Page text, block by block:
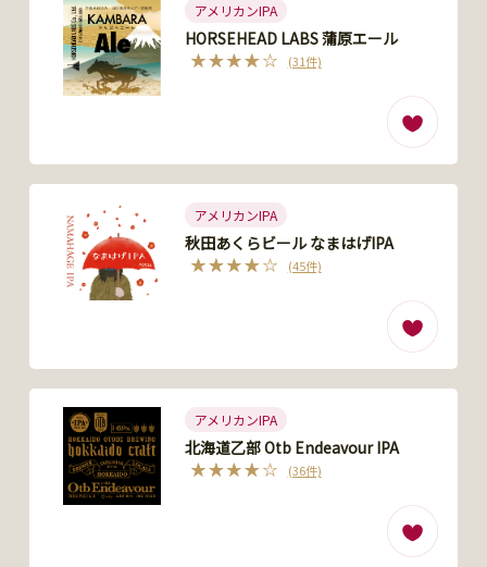
アメリカンIPA
HORSEHEAD LABS 蒲原エール
(31件)
アメリカンIPA
秋田あくらビール なまはげIPA
(45件)
アメリカンIPA
北海道乙部 Otb Endeavour IPA
(36件)